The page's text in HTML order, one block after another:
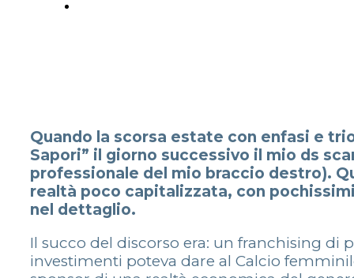
Quando la scorsa estate con enfasi e
Sapori” il giorno successivo il mio ds
professionale del mio braccio destro).
realtà poco capitalizzata, con
nel dettaglio.
Il succo del discorso era: un franchising di
investimenti poteva dare al Calcio